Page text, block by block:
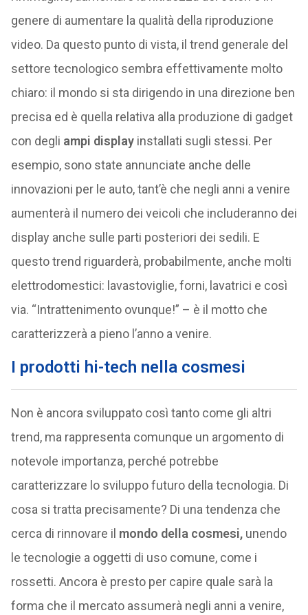
genere di aumentare la qualità della riproduzione
video. Da questo punto di vista, il trend generale del
settore tecnologico sembra effettivamente molto
chiaro: il mondo si sta dirigendo in una direzione ben
precisa ed è quella relativa alla produzione di gadget
con degli ampi displayinstallati sugli stessi. Per
esempio, sono state annunciate anche delle
innovazioni per le auto, tant’è che negli anni a venire
aumenterà il numero dei veicoli che includeranno dei
display anche sulle parti posteriori dei sedili. E
questo trend riguarderà, probabilmente, anche molti
elettrodomestici: lavastoviglie, forni, lavatrici e così
via. “Intrattenimento ovunque!” – è il motto che
caratterizzerà a pieno l’anno a venire.
I prodotti hi-tech nella cosmesi
Non è ancora sviluppato così tanto come gli altri
trend, ma rappresenta comunque un argomento di
notevole importanza, perché potrebbe
caratterizzare lo sviluppo futuro della tecnologia. Di
cosa si tratta precisamente? Di una tendenza che
cerca di rinnovare il mondo della cosmesi,unendo
le tecnologie a oggetti di uso comune, come i
rossetti. Ancora è presto per capire quale sarà la
forma che il mercato assumerà negli anni a venire,